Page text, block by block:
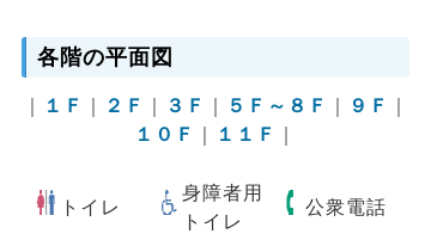
各階の平面図
１Ｆ ２Ｆ ３Ｆ ５Ｆ～８Ｆ ９Ｆ
１０Ｆ
１１Ｆ
トイレ
身障者用
トイレ
公衆電話